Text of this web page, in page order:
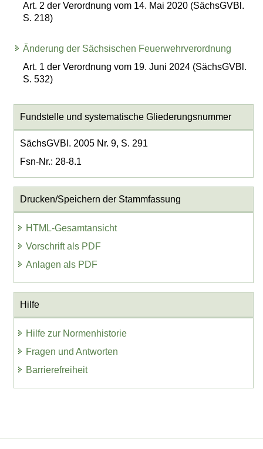
Art. 2 der Verordnung vom 14. Mai 2020 (SächsGVBl.
S. 218)
Änderung der Sächsischen Feuerwehrverordnung
Art. 1 der Verordnung vom 19. Juni 2024 (SächsGVBl.
S. 532)
Fundstelle und systematische Gliederungsnummer
SächsGVBl. 2005 Nr. 9, S. 291
Fsn-Nr.: 28-8.1
Drucken/Speichern der Stammfassung
HTML-Gesamtansicht
Vorschrift als PDF
Anlagen als PDF
Hilfe
Hilfe zur Normenhistorie
Fragen und Antworten
Barrierefreiheit